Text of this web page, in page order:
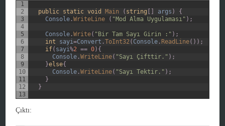
1
2
3
4
5
6
7
8
9
10
11
12
13
public static void Main ( string args )
{
Console .WriteLine ( "Mod Alma Uygulaması" ) ;
Console .Write( "Bir Tam Sayı Girin :" ) ;
int
sayi=Convert .ToInt32( Console . ReadLine( ) ) ;
if( sayi%2 == 0) {
Console .WriteLine( "Sayı Çifttir." ) ;
}else{
Console .WriteLine( "Sayı Tektir." ) ;
}
}
Çıktı: